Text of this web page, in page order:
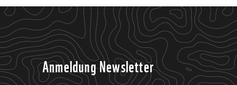
Anmeldung Newsletter